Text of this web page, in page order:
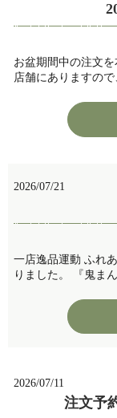
お盆期間中の注文
店舗にありますの
2026/07/21
一店逸品運動 ふれ
りました。 『鬼ま
2026/07/11
注文予